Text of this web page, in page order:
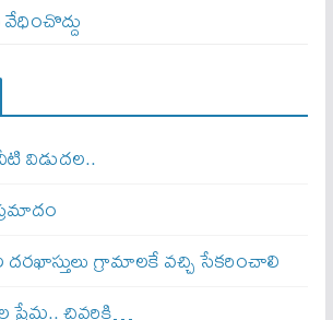
వేధించొద్దు
విడుదల..
గ్రామాలకే వచ్చి సేకరించాలి
ప్రేమ.. చివరికి…